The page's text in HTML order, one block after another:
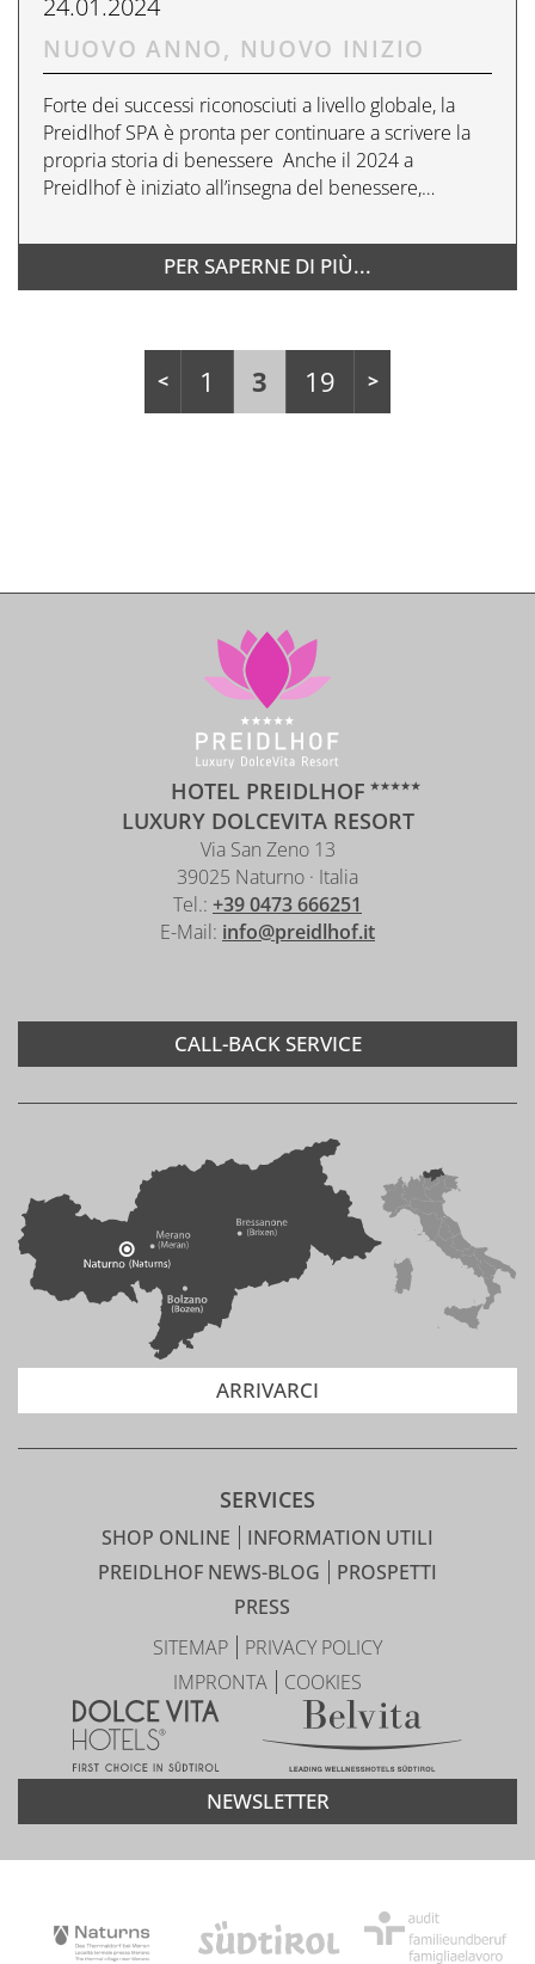
24.01.2024
NUOVO ANNO, NUOVO INIZIO
Forte dei successi riconosciuti a livello globale, la
Preidlhof SPA è pronta per continuare a scrivere la
propria storia di benessere Anche il 2024 a
Preidlhof è iniziato all’insegna del benessere,…
PER SAPERNE DI PIÙ...
1 3 19
ARRIVARCI
HOTEL PREIDLHOF
LUXURY DOLCEVITA RESORT
Via San Zeno 13
39025 Naturno · Italia
Tel.: +39 0473 666251
E-Mail: info@preidlhof.it
CALL-BACK SERVICE
SERVICES
SHOP ONLINE
INFORMATION UTILI
PREIDLHOF NEWS-BLOG
PROSPETTI
PRESS
SITEMAP
PRIVACY POLICY
IMPRONTA
COOKIES
NEWSLETTER